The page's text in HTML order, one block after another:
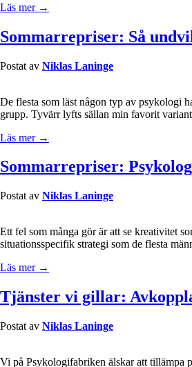
Läs mer →
Sommarrepriser: Så
Postat av Niklas Laninge
De flesta som läst någon typ av psykologi
grupp. Tyvärr lyfts sällan min favorit
Läs mer →
Sommarrepriser:
Postat av Niklas Laninge
Ett fel som många gör är att se kreativitet
situationsspecifik strategi som de flesta
Läs mer →
Tjänster vi gillar:
Postat av Niklas Laninge
Vi på Psykologifabriken älskar att tillämpa